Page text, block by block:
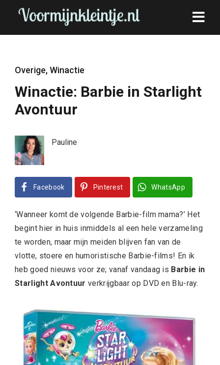
Overige,Winactie
Winactie: Barbie in Starlight
Avontuur
Pauline
Facebook Pinterest WhatsApp
‘Wanneer komt de volgende Barbie-film mama?’ Het
begint hier in huis inmiddels al een hele verzameling
te worden, maar mijn meiden blijven fan van de
vlotte, stoere en humoristische Barbie-films! En ik
heb goed nieuws voor ze; vanaf vandaag is Barbie in
Starlight Avontuur verkrijgbaar op DVD en Blu-ray.